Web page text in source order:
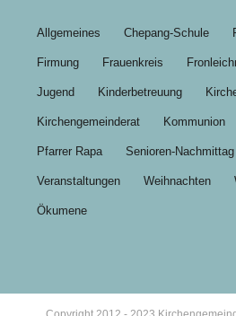
Allgemeines Chepang-Schule
Firmung Frauenkreis
Jugend Kinderbetreuung
Kirchengemeinderat Kommunion
Pfarrer Rapa Senioren-Nachmittag
Veranstaltungen Weihnachten
Ökumene